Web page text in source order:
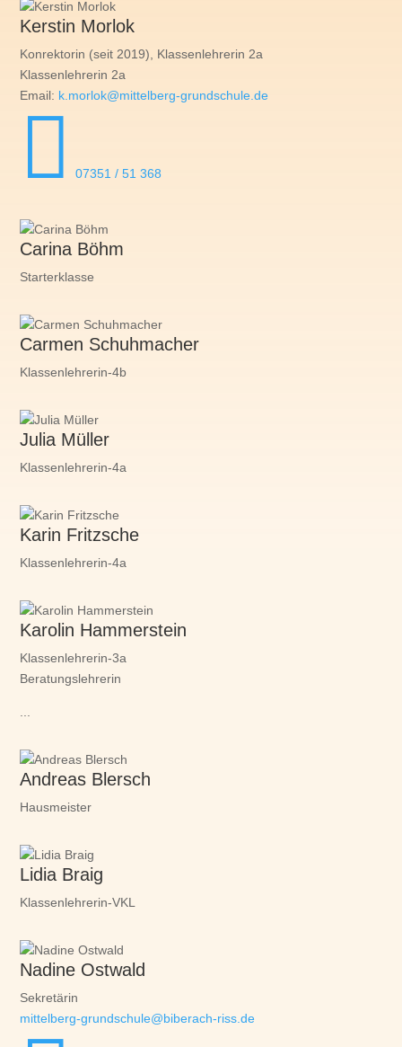
Kerstin Morlok
Konrektorin (seit 2019), Klassenlehrerin 2a
Klassenlehrerin 2a
Email: k.morlok@mittelberg-grundschule.de
 07351 / 51 368
Carina Böhm
Starterklasse
Carmen Schuhmacher
Klassenlehrerin-4b
Julia Müller
Klassenlehrerin-4a
Karin Fritzsche
Klassenlehrerin-4a
Karolin Hammerstein
Klassenlehrerin-3a
Beratungslehrerin
Andreas Blersch
Hausmeister
Lidia Braig
Klassenlehrerin-VKL
Nadine Ostwald
Sekretärin
mittelberg-grundschule@biberach-riss.de